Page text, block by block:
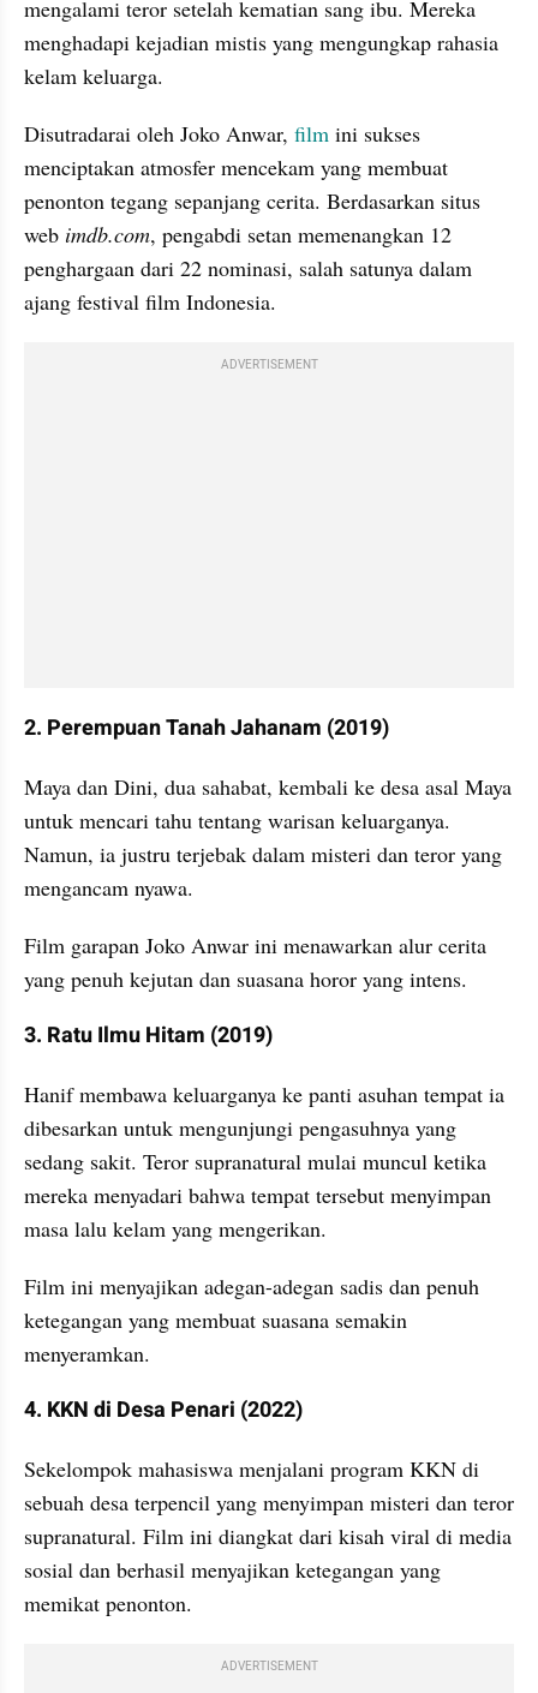
mengalami teror setelah kematian sang ibu. Mereka
menghadapi kejadian mistis yang mengungkap rahasia
kelam keluarga.
Disutradarai oleh Joko Anwar, film ini sukses
menciptakan atmosfer mencekam yang membuat
penonton tegang sepanjang cerita. Berdasarkan situs
web imdb.com, pengabdi setan memenangkan 12
penghargaan dari 22 nominasi, salah satunya dalam
ajang festival film Indonesia.
ADVERTISEMENT
2. Perempuan Tanah Jahanam (2019)
Maya dan Dini, dua sahabat, kembali ke desa asal Maya
untuk mencari tahu tentang warisan keluarganya.
Namun, ia justru terjebak dalam misteri dan teror yang
mengancam nyawa.
Film garapan Joko Anwar ini menawarkan alur cerita
yang penuh kejutan dan suasana horor yang intens.
3. Ratu Ilmu Hitam (2019)
Hanif membawa keluarganya ke panti asuhan tempat ia
dibesarkan untuk mengunjungi pengasuhnya yang
sedang sakit. Teror supranatural mulai muncul ketika
mereka menyadari bahwa tempat tersebut menyimpan
masa lalu kelam yang mengerikan.
Film ini menyajikan adegan-adegan sadis dan penuh
ketegangan yang membuat suasana semakin
menyeramkan.
4. KKN di Desa Penari (2022)
Sekelompok mahasiswa menjalani program KKN di
sebuah desa terpencil yang menyimpan misteri dan teror
supranatural. Film ini diangkat dari kisah viral di media
sosial dan berhasil menyajikan ketegangan yang
memikat penonton.
ADVERTISEMENT